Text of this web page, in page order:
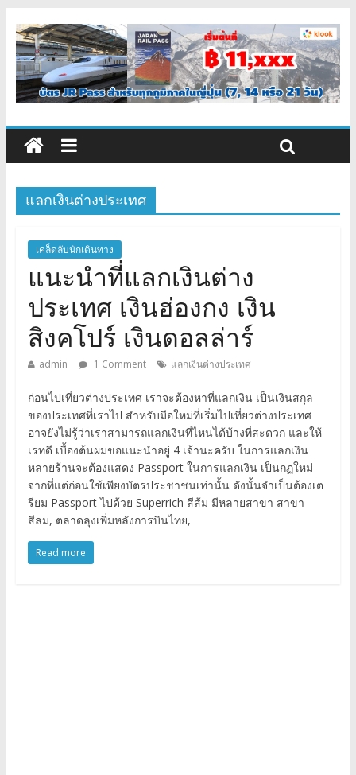
แลกเงินต่างประเทศ
เคล็ดลับนักเดินทาง
แนะนำที่แลกเงินต่าง
ประเทศ เงินฮ่องกง เงิน
สิงคโปร์ เงินดอลล่าร์
admin 1 Comment แลกเงินต่างประเทศ
ก่อนไปเที่ยวต่างประเทศ เราจะต้องหาที่แลกเงิน เป็นเงินสกุล
ของประเทศที่เราไป สำหรับมือใหม่ที่เริ่มไปเที่ยวต่างประเทศ
อาจยังไม่รู้ว่าเราสามารถแลกเงินที่ไหนได้บ้างที่สะดวก และให้
เรทดี เบื้องต้นผมขอแนะนำอยู่ 4 เจ้านะครับ ในการแลกเงิน
หลายร้านจะต้องแสดง Passport ในการแลกเงิน เป็นกฏใหม่
จากที่แต่ก่อนใช้เพียงบัตรประชาชนเท่านั้น ดังนั้นจำเป็นต้องเต
รียม Passport ไปด้วย Superrich สีส้ม มีหลายสาขา สาขา
สีลม, ตลาดลุงเพิ่มหลังการบินไทย,
Read more